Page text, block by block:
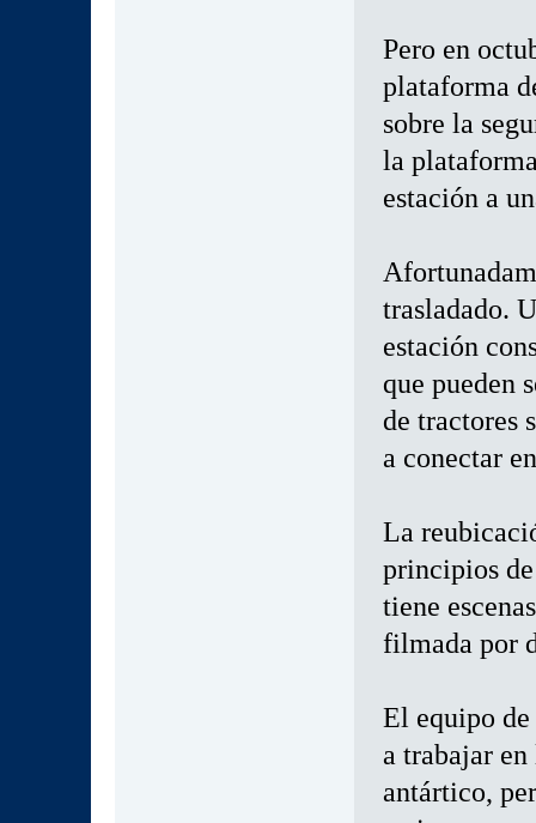
Pero en
plataforma
sobre la
la
estación a
trasladado.
estación
que pueden
de tractores
a conectar
La
principios
tiene
filmada por
El equipo
a trabajar
antártico,